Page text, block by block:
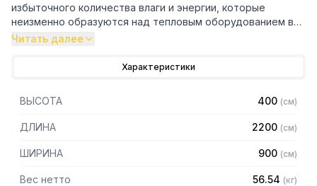
избыточного количества влаги и энергии, которые
неизменно образуются над тепловым оборудованием в
процессе готовки.
Кроме того, зонт втягивает в себя продукты сгорания и
оборудование формирует микроклимат в помещении и
защищает сотрудников горячего цеха.
Особенности:
— Вытяжной пристенный в форме короба
Читать далее
Характеристики
ВЫСОТА 400 (см)
ДЛИНА 2200 (см)
ШИРИНА 900 (см)
Вес нетто 56.54 (кг)